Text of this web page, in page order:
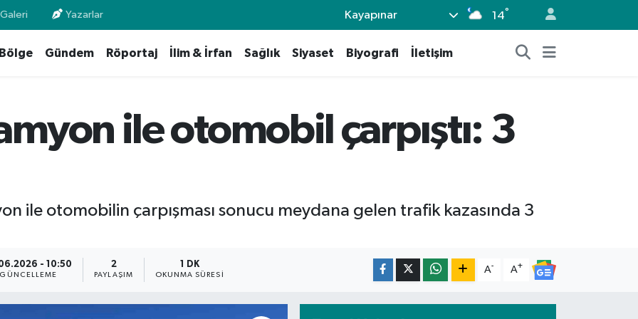
Yazarlar Kayapınar 14°
Bölge Gündem Röportaj İlim & İrfan Sağlık Siyaset Biyografi İletişim
ile otomobil çarpıştı: 3
ile otomobilin çarpışması sonucu meydana gelen trafik kazasında 3
- 10:50
GÜNCELLEME
2
PAYLAŞIM
1 DK
OKUNMA SÜRESI
A- A+